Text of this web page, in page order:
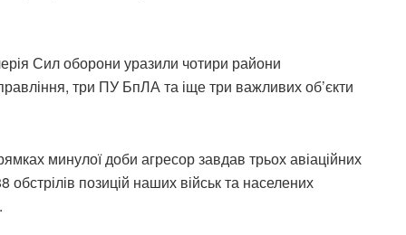
Сил оборони уразили чотири райони
три ПУ БпЛА та іще три важливих об’єкти
минулої доби агресор завдав трьох авіаційних
позицій наших військ та населених